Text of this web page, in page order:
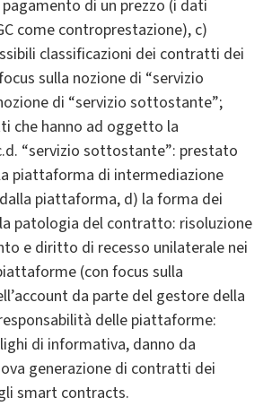
di un prezzo (i dati
come controprestazione), c)
classificazioni dei contratti dei
sulla nozione di “servizio
di “servizio sottostante”;
che hanno ad oggetto la
“servizio sottostante”: prestato
piattaforma di intermediazione
piattaforma, d) la forma dei
patologia del contratto: risoluzione
e diritto di recesso unilaterale nei
(con focus sulla
da parte del gestore della
delle piattaforme:
di informativa, danno da
generazione di contratti dei
smart contracts.